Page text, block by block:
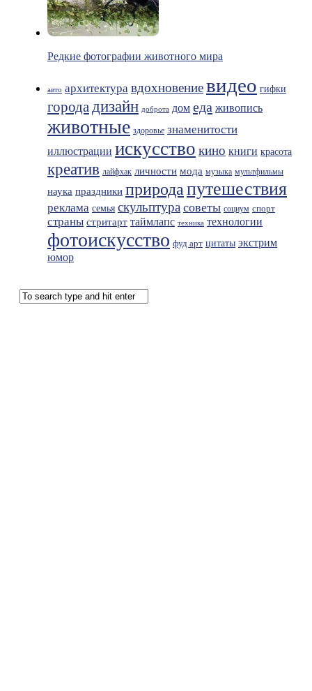
Редкие фотографии животного мира
авто архитектура вдохновениевидео гифки
городадизайн доброта дом еда живопись
животные здоровье знаменитости
иллюстрации искусство кино книги красота
креатив лайфхак личности мода музыка мультфильмы
наука праздники природапутешествия
реклама семья скульптура советы социум спорт
страны стритарт таймлапс техника технологии
фотоискусство фуд арт цитаты экстрим
юмор